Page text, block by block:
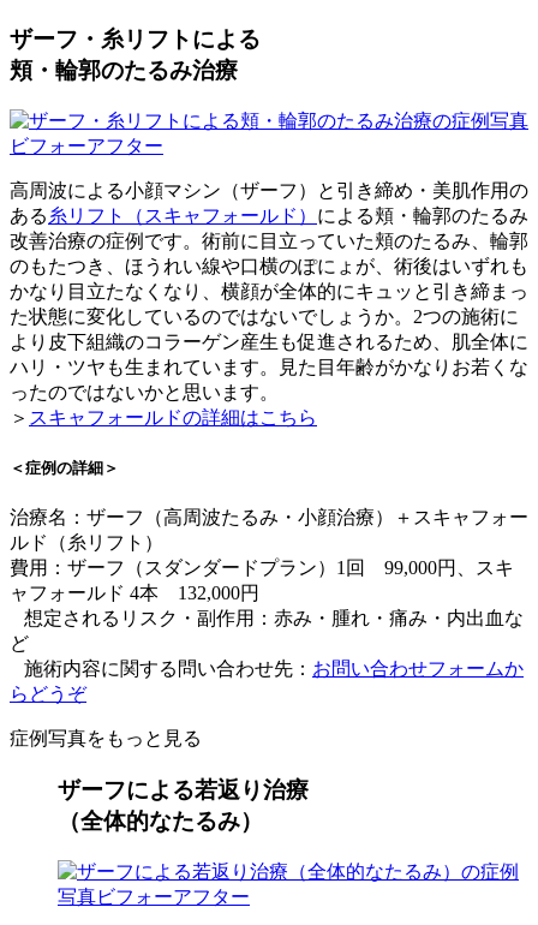
ザーフ・糸リフトによる
頬・輪郭のたるみ治療
高周波による小顔マシン（ザーフ）と引き締め・美肌作用の
ある 糸リフト（スキャフォールド） による頬・輪郭のたるみ
改善治療の症例です。術前に目立っていた頬のたるみ、輪郭
のもたつき、ほうれい線や口横のぽにょが、術後はいずれも
かなり目立たなくなり、横顔が全体的にキュッと引き締まっ
た状態に変化しているのではないでしょうか。2つの施術に
より皮下組織のコラーゲン産生も促進されるため、肌全体に
ハリ・ツヤも生まれています。見た目年齢がかなりお若くな
ったのではないかと思います。
＞ スキャフォールドの詳細はこちら
＜症例の詳細＞
治療名：ザーフ（高周波たるみ・小顔治療）＋スキャフォー
ルド（糸リフト）
費用：ザーフ（スダンダードプラン）1回 99,000円、スキ
ャフォールド 4本 132,000円
想定されるリスク・副作用：赤み・腫れ・痛み・内出血な
ど
施術内容に関する問い合わせ先： お問い合わせフォームか
らどうぞ
症例写真をもっと見る
ザーフによる若返り治療
（全体的なたるみ）